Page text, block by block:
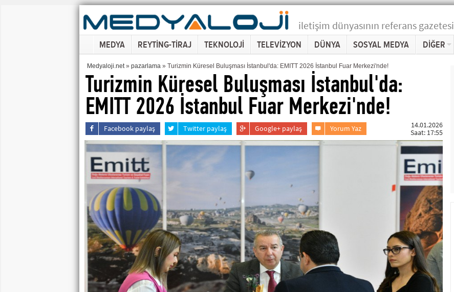
iletişim dünyasının referans gazetesi
MEDYA REYTİNG-TİRAJ TEKNOLOJİ TELEVİZYON DÜNYA SOSYAL MEDYA DİĞER
Turizmin Küresel Buluşması İstanbul'da:
EMITT 2026 İstanbul Fuar Merkezi'nde!
Medyaloji.net» pazarlama » Turizmin Küresel Buluşması İstanbul'da: EMITT 2026 İstanbul Fuar Merkezi'nde!
Facebook paylaş Twitter paylaş Google+ paylaş Yorum Yaz
14.01.2026
Saat: 17:55